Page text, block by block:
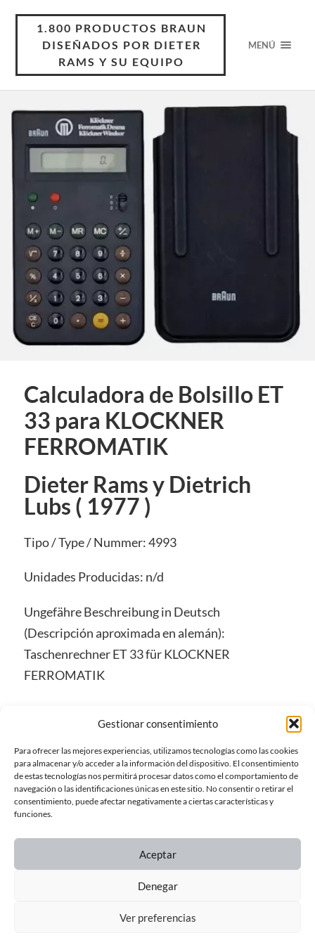
Gestionar consentimiento
Para ofrecer las mejores experiencias, utilizamos tecnologías como las cookies
para almacenar y/o acceder a la información del dispositivo. El consentimiento
de estas tecnologías nos permitirá procesar datos como el comportamiento de
navegación o las identificaciones únicas en este sitio. No consentir o retirar el
consentimiento, puede afectar negativamente a ciertas características y
funciones.
Aceptar
Denegar
Ver preferencias
1.800 PRODUCTOS BRAUN
DISEÑADOS POR DIETER
RAMS Y SU EQUIPO
MENÚ
Calculadora de Bolsillo ET
33 para KLOCKNER
FERROMATIK
Dieter Rams y Dietrich
Lubs ( 1977 )
Tipo / Type / Nummer: 4993
Unidades Producidas: n/d
Ungefähre Beschreibung in Deutsch
(Descripción aproximada en alemán):
Taschenrechner ET 33 für KLOCKNER
FERROMATIK
enPersonalizaciones para otras empresas
ET 33
← ENTRADA ANTERIOR
ENTRADA SIGUIENTE →